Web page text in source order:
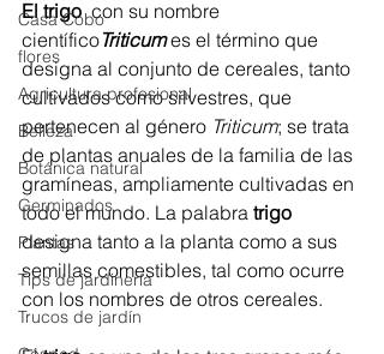
Casa Cobo
flores
Agricultura profesional
Belleza
Botánica natural
Germinados
Plantas
Tips de jardinería
Trucos de jardín
El trigo
  con su nombre
científicoTriticum es el término que
designa al conjunto de cereales, tanto
cultivados como silvestres, que
pertenecen al género Triticum; se trata
de plantas anuales de la familia de las
gramíneas, ampliamente cultivadas en
todo el mundo.​ La palabra trigo
designa tanto a la planta como a sus
semillas comestibles, tal como ocurre
con los nombres de otros cereales.